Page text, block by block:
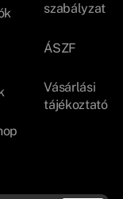
szabályzat
ÁSZF
Vásárlási
tájékoztató